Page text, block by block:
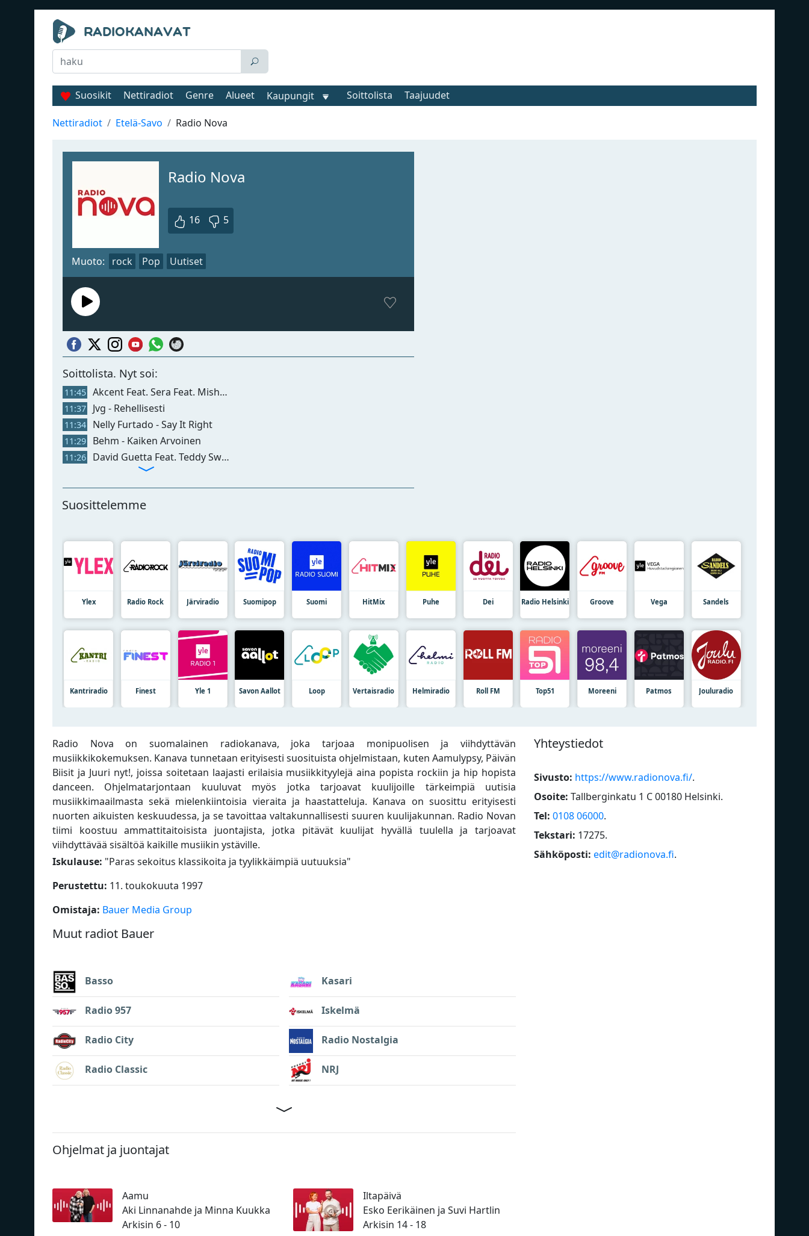
Suosikit Nettiradiot Genre Alueet Kaupungit Soittolista Taajuudet
Nettiradiot Etelä-Savo Radio Nova
Radio Nova
16 5
Muoto: rock Pop Uutiset
Soittolista. Nyt soi:
11:45 Akcent Feat. Sera Feat. Misha Miller - Don't Leave (kylie)
11:37 Jvg - Rehellisesti
11:34 Nelly Furtado - Say It Right
11:29 Behm - Kaiken Arvoinen
11:26 David Guetta Feat. Teddy Swims Feat. Tones And I - Gone Gone Gone
Suosittelemme
Ylex Radio Rock Järviradio Suomipop Suomi HitMix Puhe Dei Radio Helsinki Groove Vega Sandels
Kantriradio Finest Yle 1 Savon Aallot Loop Vertaisradio Helmiradio Roll FM Top51 Moreeni Patmos Jouluradio
Radio Nova on suomalainen radiokanava, joka tarjoaa monipuolisen ja viihdyttävän
musiikkikokemuksen. Kanava tunnetaan erityisesti suosituista ohjelmistaan, kuten Aamulypsy, Päivän
Biisit ja Juuri nyt!, joissa soitetaan laajasti erilaisia musiikkityylejä aina popista rockiin ja hip hopista
danceen. Ohjelmatarjontaan kuuluvat myös jotka tarjoavat kuulijoille tärkeimpiä uutisia
musiikkimaailmasta sekä mielenkiintoisia vieraita ja haastatteluja. Kanava on suosittu erityisesti
nuorten aikuisten keskuudessa, ja se tavoittaa valtakunnallisesti suuren kuulijakunnan. Radio Novan
tiimi koostuu ammattitaitoisista juontajista, jotka pitävät kuulijat hyvällä tuulella ja tarjoavat
viihdyttävää sisältöä kaikille musiikin ystäville.
Iskulause: "Paras sekoitus klassikoita ja tyylikkäimpiä uutuuksia"
Perustettu: 11. toukokuuta 1997
Omistaja: Bauer Media Group
Muut radiot Bauer
Basso
Radio 957
Radio City
Radio Classic
Kasari
Iskelmä
Radio Nostalgia
NRJ
Ohjelmat ja juontajat
Aamu
Aki Linnanahde ja Minna Kuukka
Arkisin 6 - 10
Iltapäivä
Esko Eerikäinen ja Suvi Hartlin
Arkisin 14 - 18
Yhteystiedot
Sivusto: https://www.radionova.fi/.
Osoite: Tallberginkatu 1 C 00180 Helsinki.
Tel: 0108 06000.
Tekstari: 17275.
Sähköposti: edit@radionova.fi.